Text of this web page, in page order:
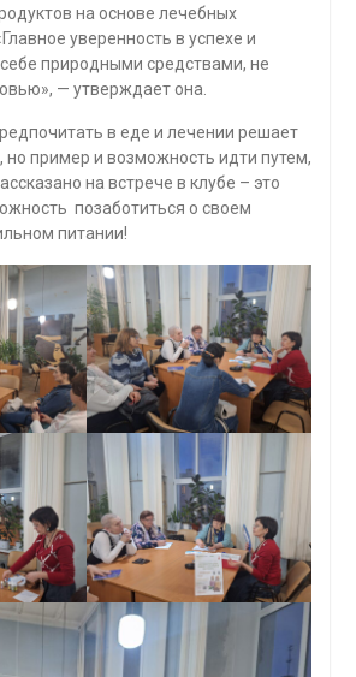
на основе лечебных
уверенность в успехе и
природными средствами, не
— утверждает она.
в еде и лечении решает
пример и возможность идти путем,
на встрече в клубе – это
позаботиться о своем
питании!